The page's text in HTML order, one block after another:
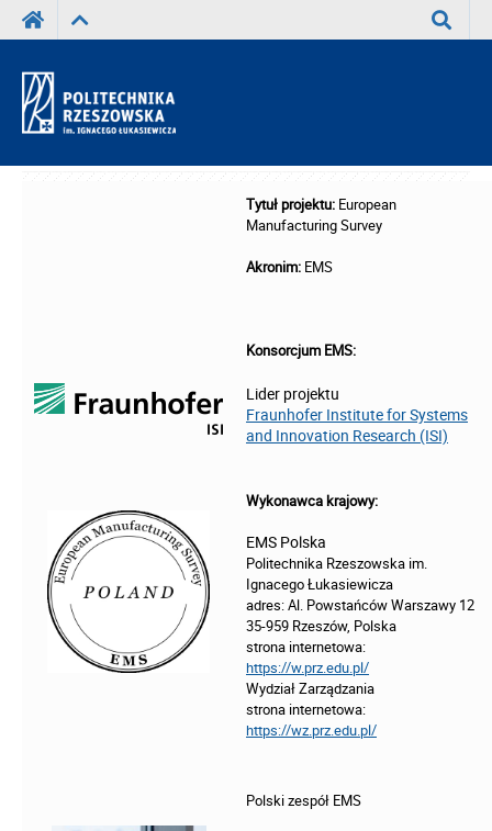
Tytuł projektu: European
Manufacturing Survey
Akronim: EMS
Konsorcjum EMS:
Lider projektu
Fraunhofer Institute for Systems
and Innovation Research (ISI)
Wykonawca krajowy:
EMS Polska
Politechnika Rzeszowska im.
Ignacego Łukasiewicza
adres: Al. Powstańców Warszawy 12
35-959 Rzeszów, Polska
strona internetowa:
https://w.prz.edu.pl/
Wydział Zarządzania
strona internetowa:
https://wz.prz.edu.pl/
Polski zespół EMS